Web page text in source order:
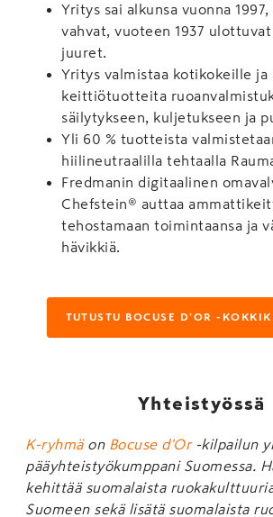
Yritys sai alkunsa vuonna
vahvat, vuoteen 1937
juuret.
Yritys valmistaa kotikokeille
keittiötuotteita
säilytykseen, kuljetukseen ja
Yli 60 % tuotteista
hiilineutraalilla tehtaalla
Fredmanin digitaalinen
Chefstein® auttaa
tehostamaan toimintaansa ja
hävikkiä.
TUTUSTU BOCUSE D'OR -
Yhteistyössä
K-ryhmäon Bocuse d'Or-kilpailun
pääyhteistyökumppani Suomessa.
kehittää suomalaista
Suomeen sekä lisätä suomalaista